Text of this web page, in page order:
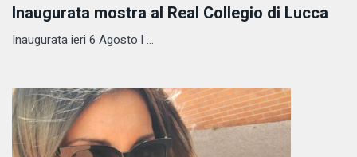
Inaugurata mostra al Real Collegio di Lucca
Inaugurata ieri 6 Agosto l ...